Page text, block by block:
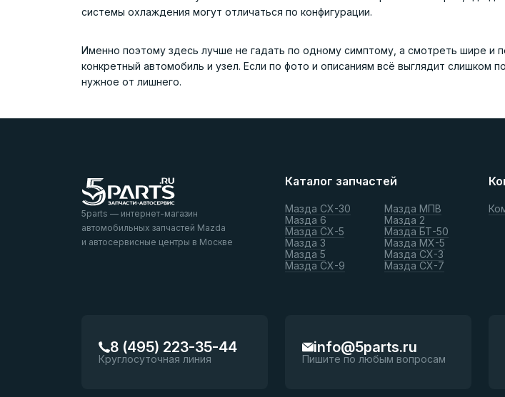
системы охлаждения могут отличаться по конфигурации.
Именно поэтому здесь лучше не гадать по одному симптому, а смотреть шире и
конкретный автомобиль и узел. Если по фото и описаниям всё выглядит слишком
нужное от лишнего.
5parts — интернет-магазин
автомобильных запчастей Mazda
и автосервисные центры в Москве
Каталог запчастей
Мазда СХ-30
Мазда 6
Мазда СХ-5
Мазда 3
Мазда 5
Мазда СХ-9
Мазда МПВ
Мазда 2
Мазда БТ-50
Мазда МХ-5
Мазда СХ-3
Мазда СХ-7
8 (495) 223-35-44
Круглосуточная линия
info@5parts.ru
Пишите по любым вопросам